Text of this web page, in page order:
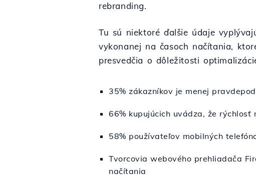
rebranding.
Tu sú niektoré ďalšie údaje
vykonanej na časoch načítania,
presvedčia o dôležitosti
35% zákazníkov je menej
66% kupujúcich uvádza, že
58% používateľov mobilných
Tvorcovia webového prehliadača
načítania